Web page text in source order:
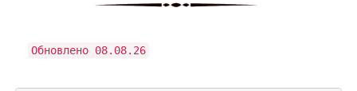
Обновлено 08.08.26